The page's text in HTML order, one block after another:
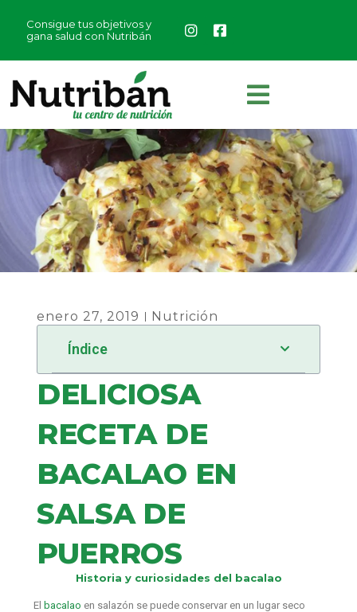
Consigue tus objetivos y
gana salud con Nutribán
enero 27, 2019 Nutrición
Índice
DELICIOSA
RECETA DE
BACALAO EN
SALSA DE
PUERROS
Historia y curiosidades del bacalao
Elbacalao en salazón se puede conservar en un lugar seco